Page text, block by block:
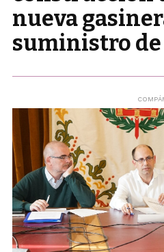
nueva
suministro de